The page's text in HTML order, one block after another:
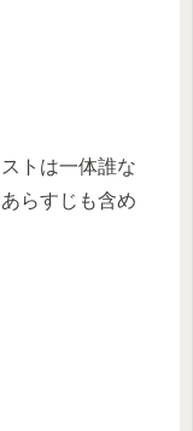
トは一体誰な
らすじも含め